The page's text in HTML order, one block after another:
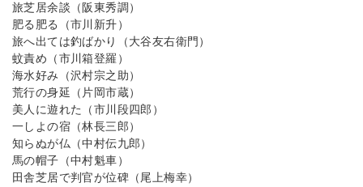
旅芝居余談（阪東秀調）
肥る肥る（市川新升）
旅へ出ては釣ばかり（大谷友右衛門）
蚊責め（市川箱登羅）
海水好み（沢村宗之助）
荒行の身延（片岡市蔵）
美人に遊れた（市川段四郎）
一しよの宿（林長三郎）
知らぬが仏（中村伝九郎）
馬の帽子（中村魁車）
田舎芝居で判官が位碑（尾上梅幸）